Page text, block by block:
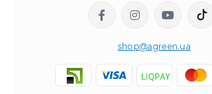
shop@agreen.ua